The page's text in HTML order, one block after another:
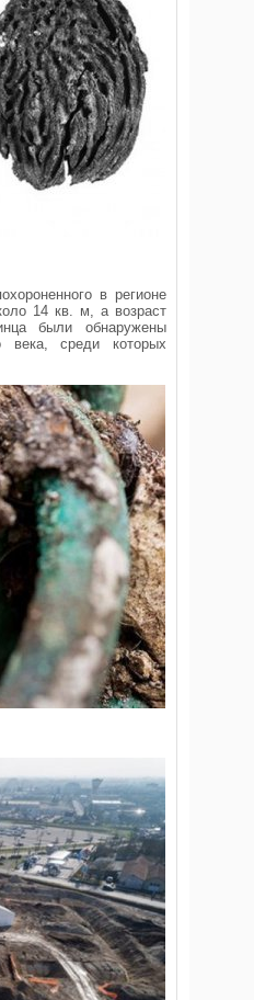
в регионе
14 кв. м, а возраст
были обнаружены
века, среди которых